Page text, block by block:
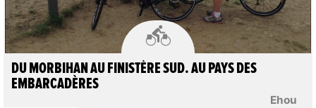

Ehou
DU MORBIHAN AU FINISTÈRE SUD. AU PAYS DES
EMBARCADÈRES